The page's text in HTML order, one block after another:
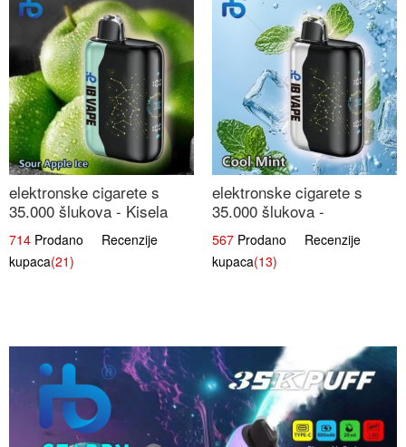
elektronske cigarete s
35.000 šlukova - Kisela
Jabuka Led | Osježavajući
Kiselo-Slatki Okus
714 Prodano Recenzije
kupaca(21)
elektronske cigarete s
35.000 šlukova -
Osježavajući Mentol |
Čista i Svježa Okus
567 Prodano Recenzije
kupaca(13)